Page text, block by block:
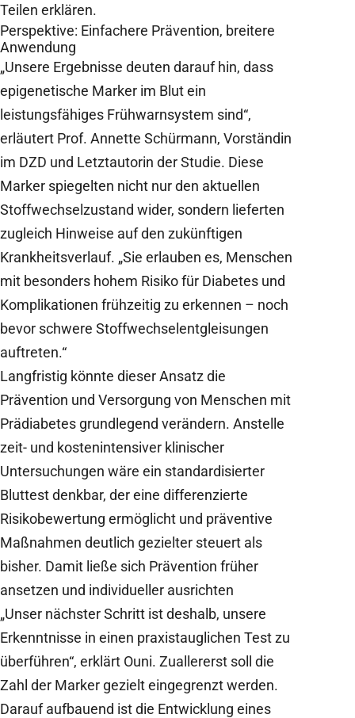
Teilen erklären.
Perspektive: Einfachere Prävention, breitere
Anwendung
„Unsere Ergebnisse deuten darauf hin, dass
epigenetische Marker im Blut ein
leistungsfähiges Frühwarnsystem sind“,
erläutert Prof. Annette Schürmann, Vorständin
im DZD und Letztautorin der Studie. Diese
Marker spiegelten nicht nur den aktuellen
Stoffwechselzustand wider, sondern lieferten
zugleich Hinweise auf den zukünftigen
Krankheitsverlauf. „Sie erlauben es, Menschen
mit besonders hohem Risiko für Diabetes und
Komplikationen frühzeitig zu erkennen – noch
bevor schwere Stoffwechselentgleisungen
auftreten.“
Langfristig könnte dieser Ansatz die
Prävention und Versorgung von Menschen mit
Prädiabetes grundlegend verändern. Anstelle
zeit- und kostenintensiver klinischer
Untersuchungen wäre ein standardisierter
Bluttest denkbar, der eine differenzierte
Risikobewertung ermöglicht und präventive
Maßnahmen deutlich gezielter steuert als
bisher. Damit ließe sich Prävention früher
ansetzen und individueller ausrichten
„Unser nächster Schritt ist deshalb, unsere
Erkenntnisse in einen praxistauglichen Test zu
überführen“, erklärt Ouni. Zuallererst soll die
Zahl der Marker gezielt eingegrenzt werden.
Darauf aufbauend ist die Entwicklung eines